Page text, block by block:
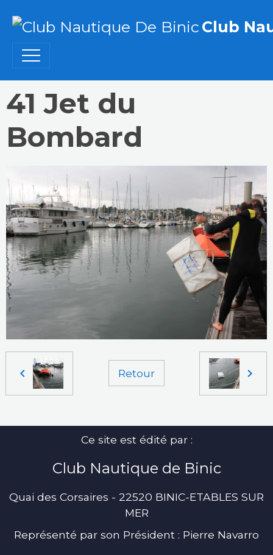
Club
41 Jet du
Bombard
Retour
Ce site est édité par :
Club Nautique de Binic
Quai des Corsaires - 22520 BINIC-ETABLES SUR
MER
Représenté par son Président : Pierre Navarro